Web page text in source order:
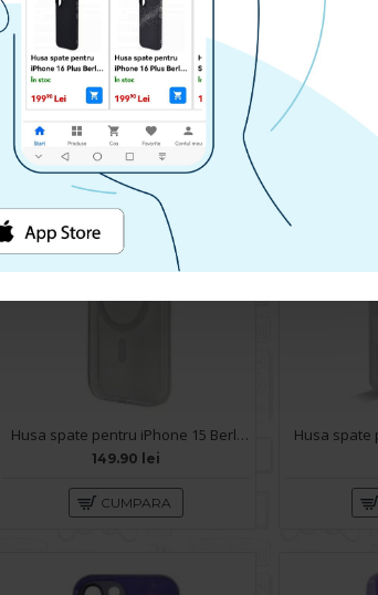
Husa spate pentru iPhone 15 Space Magsafe
119.90 lei
CUMPARA
Husa spate pentru iPhone 15 Berlia Sheen Magsafe - Transparent/Alb
149.90 lei
CUMPARA